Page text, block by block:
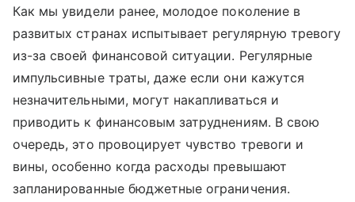
Как мы увидели ранее, молодое поколение в
развитых странах испытывает регулярную тревогу
из-за своей финансовой ситуации. Регулярные
импульсивные траты, даже если они кажутся
незначительными, могут накапливаться и
приводить к финансовым затруднениям. В свою
очередь, это провоцирует чувство тревоги и
вины, особенно когда расходы превышают
запланированные бюджетные ограничения.